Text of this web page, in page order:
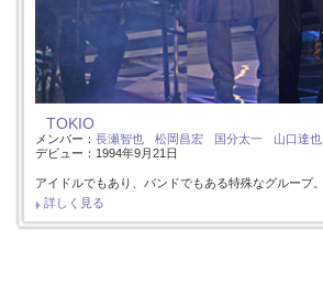
TOKIO
メンバー： 長瀬智也 松岡昌宏 国分太一 山口達也
デビュー：1994年9月21日
アイドルでもあり、バンドでもある特殊なグループ。
詳しく見る